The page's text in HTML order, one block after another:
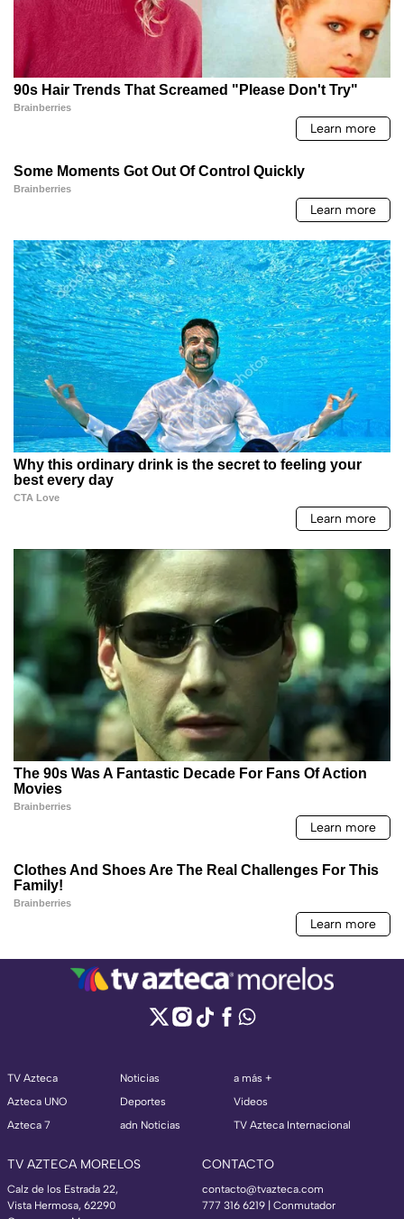
TV Azteca
Azteca UNO
Azteca 7
Noticias
Deportes
adn Noticias
a más +
Videos
TV Azteca Internacional
TV AZTECA MORELOS
Calz de los Estrada 22,
Vista Hermosa, 62290
CONTACTO
contacto@tvazteca.com
777 316 6219 | Conmutador